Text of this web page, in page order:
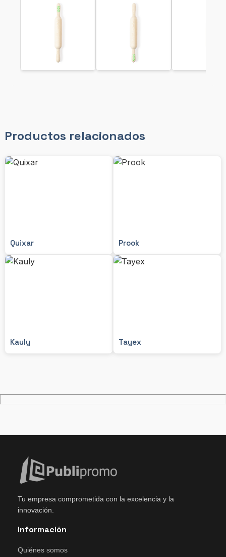
Productos relacionados
Quixar Prook
Kauly Tayex
Tu empresa comprometida con la excelencia y la
innovación.
Información
Quiénes somos